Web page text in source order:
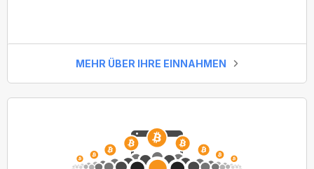
MEHR ÜBER IHRE EINNAHMEN